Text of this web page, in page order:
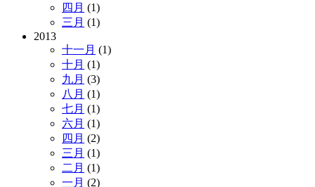
四月 (1)
三月 (1)
2013
十一月 (1)
十月 (1)
九月 (3)
八月 (1)
七月 (1)
六月 (1)
四月 (2)
三月 (1)
二月 (1)
一月 (2)